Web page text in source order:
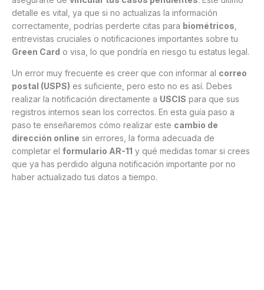
detalle es vital, ya que si no actualizas la información
correctamente, podrías perderte citas para biométricos
entrevistas cruciales o notificaciones importantes sobre tu
Green Card o visa, lo que pondría en riesgo tu estatus legal.
Un error muy frecuente es creer que con informar al correo
postal (USPS) es suficiente, pero esto no es así. Debes
realizar la notificación directamente a USCIS para que sus
registros internos sean los correctos. En esta guía paso a
paso te enseñaremos cómo realizar este cambio de
dirección online sin errores, la forma adecuada de
completar el formulario AR-11 y qué medidas tomar si crees
que ya has perdido alguna notificación importante por no
haber actualizado tus datos a tiempo.